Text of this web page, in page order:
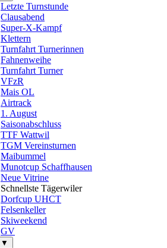
Letzte Turnstunde
Clausabend
Super-X-Kampf
Klettern
Turnfahrt Turnerinnen
Fahnenweihe
Turnfahrt Turner
VFzR
Mais OL
Airtrack
1. August
Saisonabschluss
TTF Wattwil
TGM Vereinsturnen
Maibummel
Munotcup Schaffhausen
Neue Vitrine
Schnellste Tägerwiler
Dorfcup UHCT
Felsenkeller
Skiweekend
GV
▼